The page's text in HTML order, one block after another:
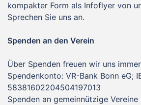
kompakter Form als Infoflyer von
Sprechen Sie uns an.
Spenden an den Verein
Über Spenden freuen wir uns
Spendenkonto: VR-Bank Bonn eG;
58381602204504197013
Spenden an gemeinnützige